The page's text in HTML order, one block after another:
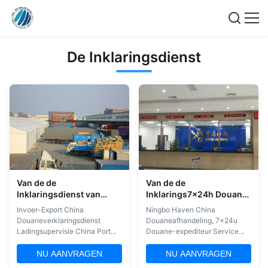
De Inklaringsdienst
Van de de
Inklaringsdienst van
invoer-uitvoerchina de
Ladingssupervisie
Invoer-Export China
Douaneverklaringsdienst
Ladingsupervisie China Port
Beschrijving van de dienst 1.
Verklaring2.
NU AANVRAGEN
Van de de
Inklarings7x24h Douane
van China van de
Ningbohaven de
Makelaar Service
Ningbo Haven China
Douaneafhandeling, 7x24u
Douane-expediteur Service
Carnet 2. Exportaangifte
Gevaarlijke Goederen 3.
NU AANVRAGEN